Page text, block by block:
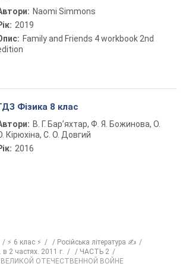
Naomi Simmons
2019
Family and Friends 4 workbook 2nd
Фізика 8 клас
В. Г. Бар’яхтар, Ф. Я. Божинова, О.
Кірюхіна, С. О. Довгий
2016
⚡ 6 клас ⚡
Російська література ✍
в 2 частях. 2011 г.
ЧАСТЬ 2
ОТЕЧЕСТВЕННОЙ ВОЙНЕ